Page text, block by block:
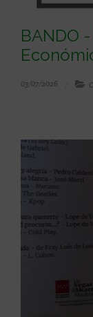
BANDO
03/07/2026